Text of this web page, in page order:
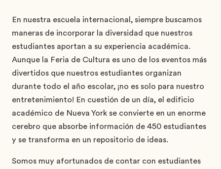
En nuestra escuela internacional, siempre buscamos
maneras de incorporar la diversidad que nuestros
estudiantes aportan a su experiencia académica.
Aunque la Feria de Cultura es uno de los eventos más
divertidos que nuestros estudiantes organizan
durante todo el año escolar, ¡no es solo para nuestro
entretenimiento! En cuestión de un día, el edificio
académico de Nueva York se convierte en un enorme
cerebro que absorbe información de 450 estudiantes
y se transforma en un repositorio de ideas.
Somos muy afortunados de contar con estudiantes